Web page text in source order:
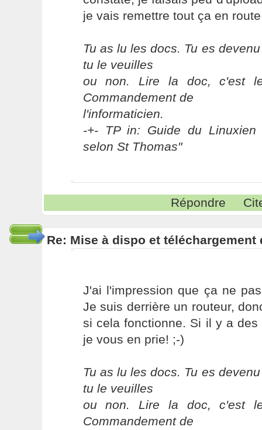
je vais remettre tout ça en
Tu as lu les docs. Tu es
tu le veuilles
ou non. Lire la doc, c'est
Commandement de
l'informaticien.
-+- TP in: Guide du Linuxien
selon St Thomas"
Répondre
Re: Mise à dispo et
J'ai l'impression que ça ne
Je suis derrière un routeur,
si cela fonctionne. Si il y a des
je vous en prie! ;-)
Tu as lu les docs. Tu es
tu le veuilles
ou non. Lire la doc, c'est
Commandement de